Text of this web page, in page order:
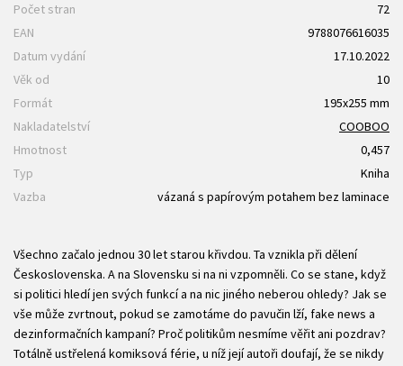
Počet stran
72
EAN
9788076616035
Datum vydání
17.10.2022
Věk od
10
Formát
195x255 mm
Nakladatelství
COOBOO
Hmotnost
0,457
Typ
Kniha
Vazba
vázaná s papírovým potahem bez laminace
Všechno začalo jednou 30 let starou křivdou. Ta vznikla při dělení
Československa. A na Slovensku si na ni vzpomněli. Co se stane, když
si politici hledí jen svých funkcí a na nic jiného neberou ohledy? Jak se
vše může zvrtnout, pokud se zamotáme do pavučin lží, fake news a
dezinformačních kampaní? Proč politikům nesmíme věřit ani pozdrav?
Totálně ustřelená komiksová férie, u níž její autoři doufají, že se nikdy